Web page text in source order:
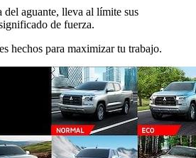
del aguante, lleva al límite sus
de fuerza.
hechos para maximizar tu trabajo.